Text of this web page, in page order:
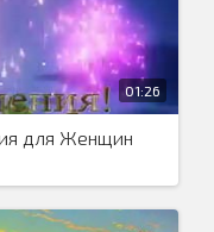
01:26
для Женщин